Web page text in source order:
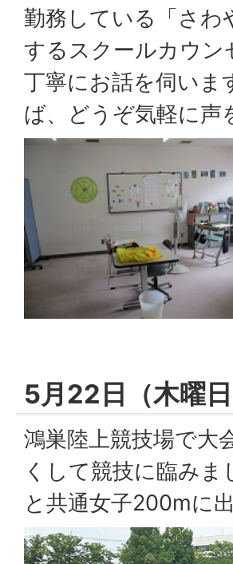
勤務している「さわ
するスクールカウ
丁寧にお話を伺いま
ば、どうぞ気軽に声
5月22日（木曜
鴻巣陸上競技場で大
くして競技に臨み
と共通女子200mに